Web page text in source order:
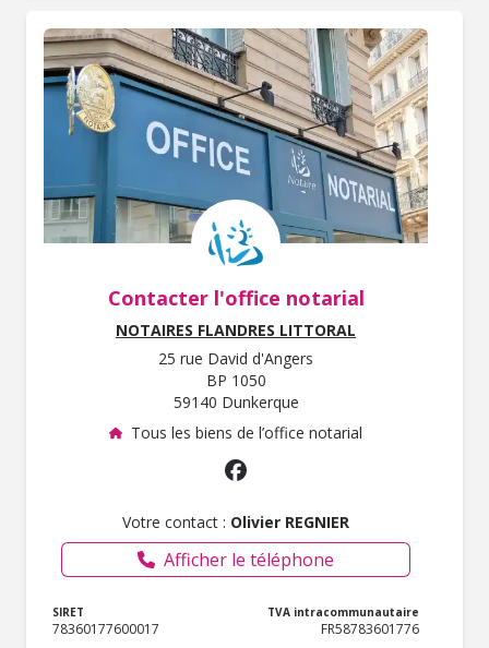
Contacter l'office notarial
NOTAIRES FLANDRES LITTORAL
25 rue David d'Angers
BP 1050
59140 Dunkerque
Tous les biens de l’office notarial
Votre contact : Olivier REGNIER
Afficher le téléphone
SIRET
78360177600017
TVA intracommunautaire
FR58783601776